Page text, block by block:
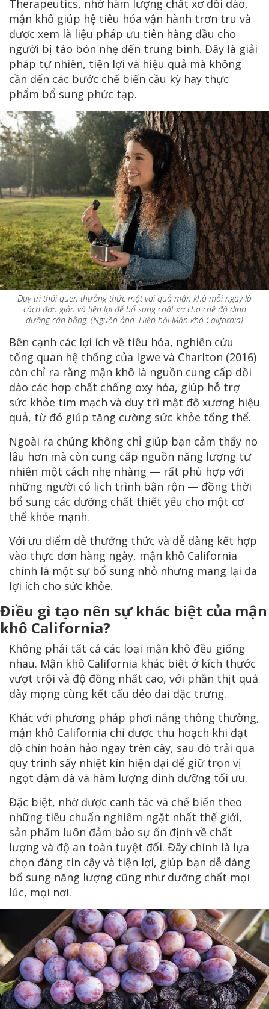
Therapeutics, nhờ hàm lượng chất xơ dồi dào,
mận khô giúp hệ tiêu hóa vận hành trơn tru và
được xem là liệu pháp ưu tiên hàng đầu cho
người bị táo bón nhẹ đến trung bình. Đây là giải
pháp tự nhiên, tiện lợi và hiệu quả mà không
cần đến các bước chế biến cầu kỳ hay thực
phẩm bổ sung phức tạp.
Duy trì thói quen thưởng thức một vài quả mận khô mỗi ngày là
cách đơn giản và tiện lợi để bổ sung chất xơ cho chế độ dinh
dưỡng cân bằng. (Nguồn ảnh: Hiệp hội Mận khô California)
Bên cạnh các lợi ích về tiêu hóa, nghiên cứu
tổng quan hệ thống của Igwe và Charlton (2016)
còn chỉ ra rằng mận khô là nguồn cung cấp dồi
dào các hợp chất chống oxy hóa, giúp hỗ trợ
sức khỏe tim mạch và duy trì mật độ xương hiệu
quả, từ đó giúp tăng cường sức khỏe tổng thể.
Ngoài ra chúng không chỉ giúp bạn cảm thấy no
lâu hơn mà còn cung cấp nguồn năng lượng tự
nhiên một cách nhẹ nhàng — rất phù hợp với
những người có lịch trình bận rộn — đồng thời
bổ sung các dưỡng chất thiết yếu cho một cơ
thể khỏe mạnh.
Với ưu điểm dễ thưởng thức và dễ dàng kết hợp
vào thực đơn hàng ngày, mận khô California
chính là một sự bổ sung nhỏ nhưng mang lại đa
lợi ích cho sức khỏe.
Điều gì tạo nên sự khác biệt của mận
khô California?
Không phải tất cả các loại mận khô đều giống
nhau. Mận khô California khác biệt ở kích thước
vượt trội và độ đồng nhất cao, với phần thịt quả
dày mọng cùng kết cấu dẻo dai đặc trưng.
Khác với phương pháp phơi nắng thông thường,
mận khô California chỉ được thu hoạch khi đạt
độ chín hoàn hảo ngay trên cây, sau đó trải qua
quy trình sấy nhiệt kín hiện đại để giữ trọn vị
ngọt đậm đà và hàm lượng dinh dưỡng tối ưu.
Đặc biệt, nhờ được canh tác và chế biến theo
những tiêu chuẩn nghiêm ngặt nhất thế giới,
sản phẩm luôn đảm bảo sự ổn định về chất
lượng và độ an toàn tuyệt đối. Đây chính là lựa
chọn đáng tin cậy và tiện lợi, giúp bạn dễ dàng
bổ sung năng lượng cũng như dưỡng chất mọi
lúc, mọi nơi.